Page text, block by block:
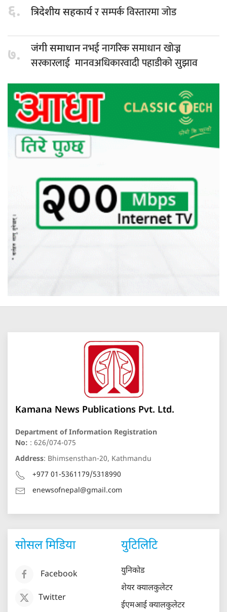
६. त्रिदेशीय सहकार्यर सम्पर्क विस्तारमा जोड
७. जंगी समाधाननभई नागरिक समाधान खोज्न
सरकारलाई मानवअधिकारवादी पहाडीको सुझाव
Kamana News Publications Pvt. Ltd.
Department of Information Registration
No: : 626/074-075
Address: Bhimsensthan-20, Kathmandu
+977 01-5361179/5318990
enewsofnepal@gmail.com
सोसल मिडिया
Facebook
Twitter
युटिलिटि
युनिकोड
शेयर क्यालकुलेटर
ईएमआई क्यालकुलेटर